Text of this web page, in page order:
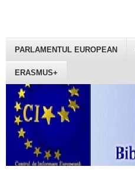
PARLAMENTUL EUROPEAN
ERASMUS+